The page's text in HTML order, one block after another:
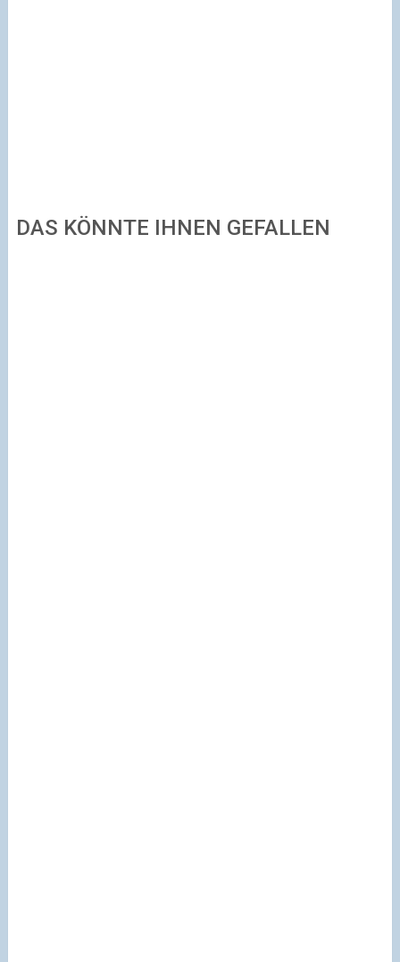
DAS KÖNNTE IHNEN GEFALLEN